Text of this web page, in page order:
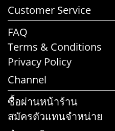
Customer Service
FAQ
Terms & Conditions
Privacy Policy
Channel
ซื้อผ่านหน้าร้าน
สมัครตัวแทนจำหน่าย